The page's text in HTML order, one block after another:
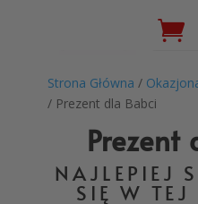
produktów
Strona Główna /
/ Prezent dla Babci
Prezent
NAJLEPIEJ
SIĘ W TEJ